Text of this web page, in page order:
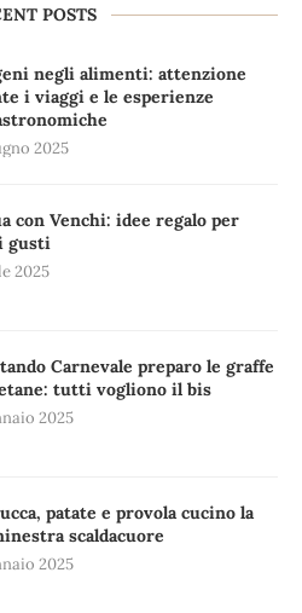
POSTS
negli alimenti: attenzione
i viaggi e le esperienze
2025
con Venchi: idee regalo per
gusti
2025
Carnevale preparo le graffe
tutti vogliono il bis
2025
patate e provola cucino la
scaldacuore
2025